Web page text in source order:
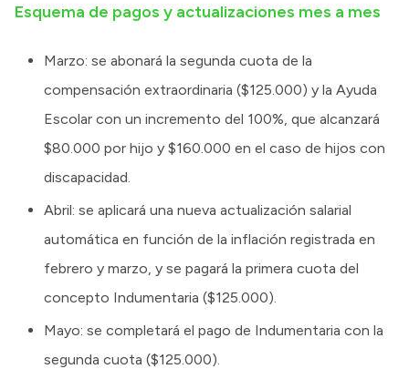
Esquema de pagos y actualizaciones mes a mes
Marzo: se abonará la segunda cuota de la
compensación extraordinaria ($125.000) y la Ayuda
Escolar con un incremento del 100%, que alcanzará
$80.000 por hijo y $160.000 en el caso de hijos con
discapacidad.
Abril: se aplicará una nueva actualización salarial
automática en función de la inflación registrada en
febrero y marzo, y se pagará la primera cuota del
concepto Indumentaria ($125.000).
Mayo: se completará el pago de Indumentaria con la
segunda cuota ($125.000).